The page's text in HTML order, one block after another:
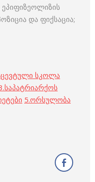
და ფიქსაცია;
სკოლა
საპატრიარქოს
5.ორსულობა